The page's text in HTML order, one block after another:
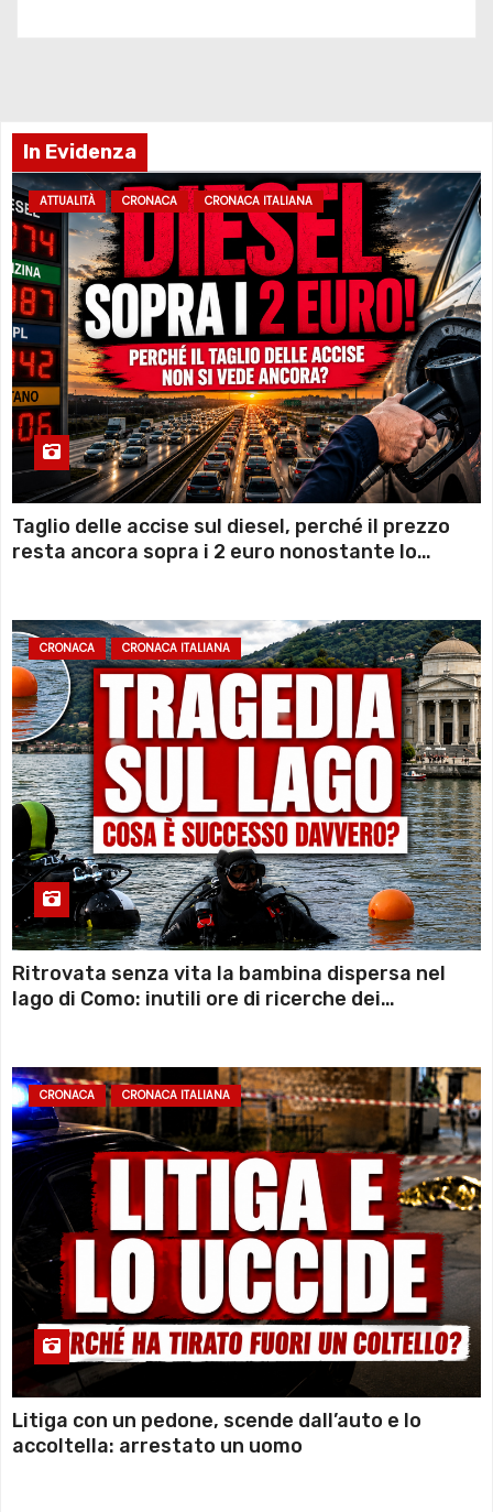
In Evidenza
ATTUALITÀ CRONACA CRONACA ITALIANA
Taglio delle accise sul diesel, perché il prezzo
resta ancora sopra i 2 euro nonostante lo
CRONACA CRONACA ITALIANA
Ritrovata senza vita la bambina dispersa nel
lago di Como: inutili ore di ricerche dei
CRONACA CRONACA ITALIANA
Litiga con un pedone, scende dall’auto e lo
accoltella: arrestato un uomo